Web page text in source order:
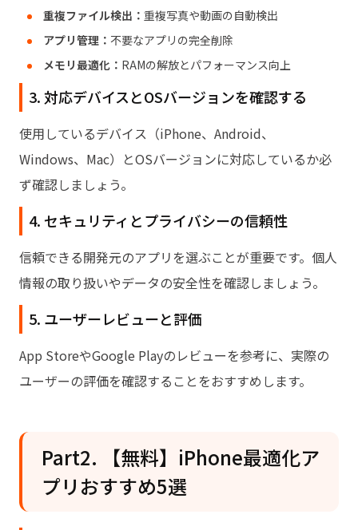
重複ファイル検出： 重複写真や動画の自動検出
アプリ管理： 不要なアプリの完全削除
メモリ最適化： RAMの解放とパフォーマンス向上
3. 対応デバイスとOSバージョンを確認する
使用しているデバイス（iPhone、Android、
Windows、Mac）とOSバージョンに対応しているか必
ず確認しましょう。
4. セキュリティとプライバシーの信頼性
信頼できる開発元のアプリを選ぶことが重要です。個人
情報の取り扱いやデータの安全性を確認しましょう。
5. ユーザーレビューと評価
App StoreやGoogle Playのレビューを参考に、実際の
ユーザーの評価を確認することをおすすめします。
Part2. 【無料】iPhone最適化ア
プリおすすめ5選